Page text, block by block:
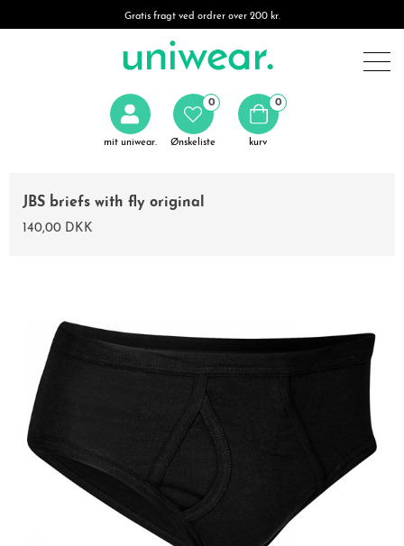
Gratis fragt ved ordrer over 200 kr.
mit uniwear. Ønskeliste
0 0
kurv
JBS briefs with fly original
140,00 DKK